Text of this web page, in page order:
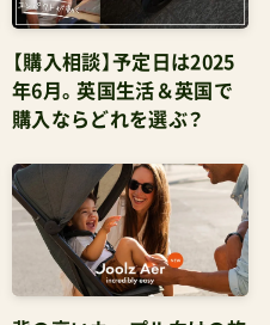
【購入相談】予定日は2025
年6月。英国生活＆英国で
購入ならどれを選ぶ？